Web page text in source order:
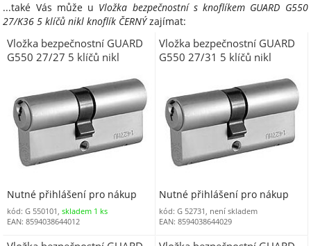
...také Vás může u Vložka bezpečnostní s knoflíkem GUARD G550
27/K36 5 klíčů nikl knoflík ČERNÝzajímat:
Vložka bezpečnostní GUARD
G550 27/27 5 klíčů nikl
Nutné přihlášení pro nákup
kód: G 550101, skladem 1 ks
EAN: 8594038644012
Vložka bezpečnostní GUARD
G550 27/31 5 klíčů nikl
Nutné přihlášení pro nákup
kód: G 52731, není skladem
EAN: 8594038644029